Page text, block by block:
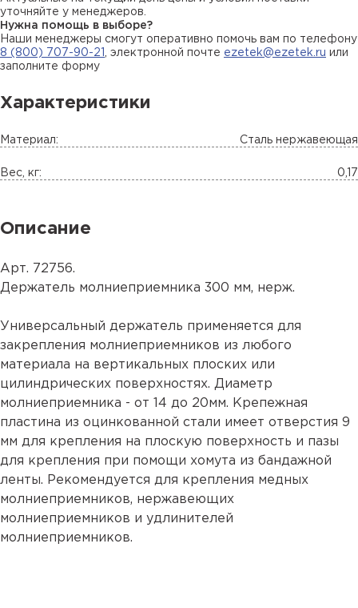
уточняйте у менеджеров.
Нужна помощь в выборе?
Наши менеджеры смогут оперативно помочь вам по телефону
8 (800) 707-90-21
, электронной почте ezetek@ezetek.ru или
заполните форму
Характеристики
Материал: Сталь нержавеющая
Вес, кг: 0,17
Описание
Арт. 72756.
Держатель молниеприемника 300 мм, нерж.
Универсальный держатель применяется для
закрепления молниеприемников из любого
материала на вертикальных плоских или
цилиндрических поверхностях. Диаметр
молниеприемника - от 14 до 20мм. Крепежная
пластина из оцинкованной стали имеет отверстия 9
мм для крепления на плоскую поверхность и пазы
для крепления при помощи хомута из бандажной
ленты. Рекомендуется для крепления медных
молниеприемников, нержавеющих
молниеприемников и удлинителей
молниеприемников.